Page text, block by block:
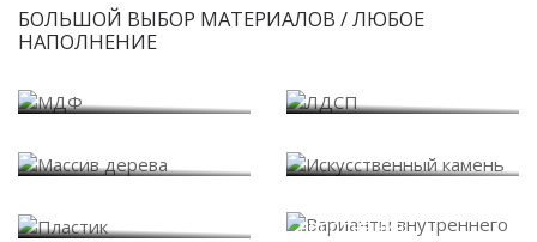
БОЛЬШОЙ ВЫБОР МАТЕРИАЛОВ / ЛЮБОЕ
НАПОЛНЕНИЕ
наполнения